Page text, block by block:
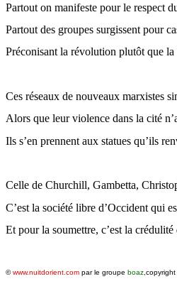
Partout on manifeste pour le respect
Partout des groupes surgissent pour
Préconisant la révolution plutôt que la
Ces réseaux de nouveaux marxistes
Alors que leur violence dans la cité
Ils s’en prennent aux statues qu’ils
Celle de Churchill, Gambetta,
C’est la société libre d’Occident qui
Et pour la soumettre, c’est la
©www.nuitdorient.com par le groupe boaz